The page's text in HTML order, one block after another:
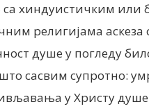
са хиндуистичким
религијама
душе у погледу
сасвим супротно:
у Христу